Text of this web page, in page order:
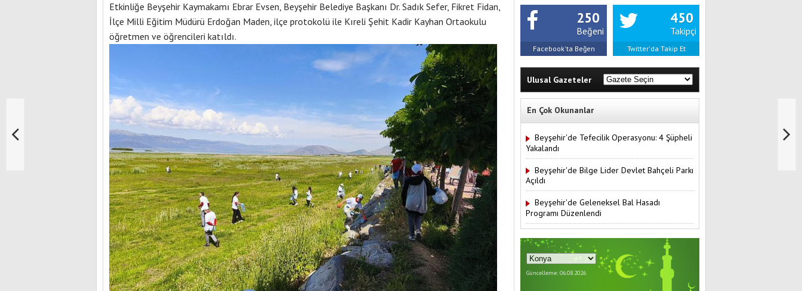
Etkinliğe Beyşehir Kaymakamı Ebrar Evsen, Beyşehir Belediye Başkanı Dr. Sadık Sefer, Fikret Fidan,
İlçe Milli Eğitim Müdürü Erdoğan Maden, ilçe protokolü ile Kıreli Şehit Kadir Kayhan Ortaokulu
öğretmen ve öğrencileri katıldı.
250
Beğeni
Facebook'ta Beğen
450
Takipçi
Twitter'da Takip Et
Ulusal Gazeteler
En Çok Okunanlar
Beyşehir'de Tefecilik Operasyonu: 4 Şüpheli
Yakalandı
Beyşehir'de Bilge Lider Devlet Bahçeli Parkı
Açıldı
Beyşehir'de Geleneksel Bal Hasadı
Programı Düzenlendi
Güncelleme: 06.08.2026